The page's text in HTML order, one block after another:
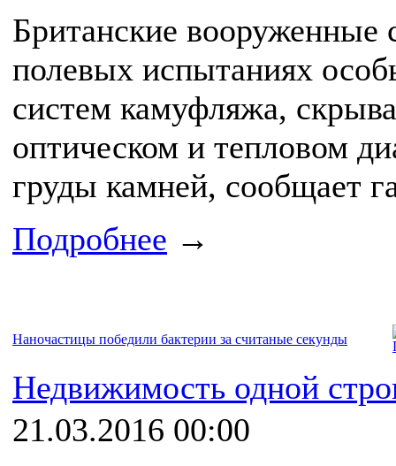
Британские вооруженные
полевых испытаниях
систем камуфляжа,
оптическом и тепловом
груды камней, сообщает
Подробнее →
Наночастицы победили бактерии за считаные секунды
Недвижимость одной
21.03.2016 00:00